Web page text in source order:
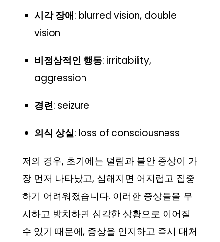
시각 장애: blurred vision, double
vision
비정상적인 행동: irritability,
aggression
경련: seizure
의식 상실: loss of consciousness
저의 경우, 초기에는 떨림과 불안 증상이 가
장 먼저 나타났고, 심해지면 어지럽고 집중
하기 어려워졌습니다. 이러한 증상들을 무
시하고 방치하면 심각한 상황으로 이어질
수 있기 때문에, 증상을 인지하고 즉시 대처